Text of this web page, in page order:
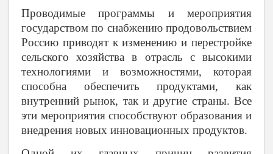
Проводимые программы и мероприятия
государством по снабжению продовольствием
Россию приводят к изменению и перестройке
сельского хозяйства в отрасль с высокими
технологиями и возможностями, которая
способна обеспечить продуктами, как
внутренний рынок, так и другие страны. Все
эти мероприятия способствуют образования и
внедрения новых инновационных продуктов.